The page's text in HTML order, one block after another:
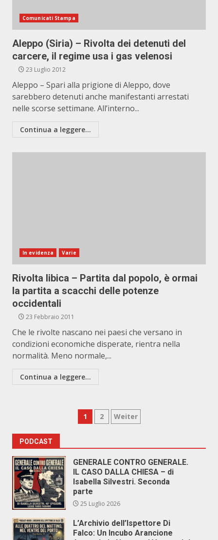
Comunicati Stampa
Aleppo (Siria) – Rivolta dei detenuti del
carcere, il regime usa i gas velenosi
23 Luglio 2012
Aleppo – Spari alla prigione di Aleppo, dove
sarebbero detenuti anche manifestanti arrestati
nelle scorse settimane. All’interno...
Continua a leggere...
In evidenza Varie
Rivolta libica – Partita dal popolo, è ormai
la partita a scacchi delle potenze
occidentali
23 Febbraio 2011
Che le rivolte nascano nei paesi che versano in
condizioni economiche disperate, rientra nella
normalità. Meno normale,...
Continua a leggere...
Paginazione
articoli
1 2 Weiter
PODCAST
GENERALE CONTRO GENERALE.
IL CASO DALLA CHIESA – di
Isabella Silvestri. Seconda
parte
25 Luglio 2026
L’Archivio dell’Ispettore Di
Falco: Un Incubo Arancione